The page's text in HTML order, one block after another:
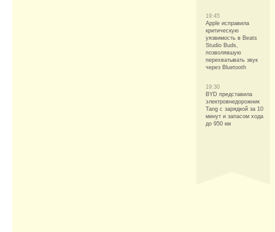
19:45
Apple исправила
критическую
уязвимость в Beats
Studio Buds,
позволявшую
перехватывать звук
через Bluetooth
19:30
BYD представила
электровнедорожник
Tang с зарядкой за 10
минут и запасом хода
до 950 км